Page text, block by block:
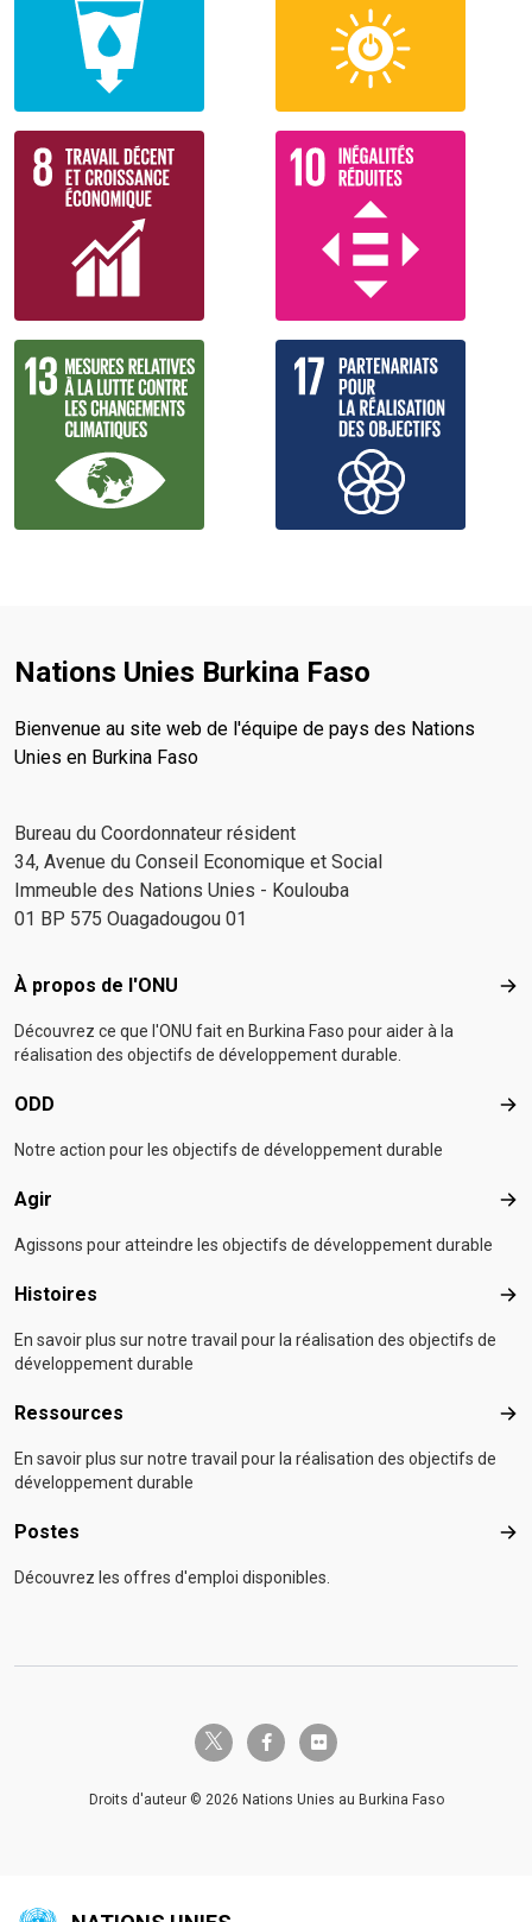
Nations Unies Burkina Faso
Bienvenue au site web de l'équipe de pays des Nations
Unies en Burkina Faso
Bureau du Coordonnateur résident
34, Avenue du Conseil Economique et Social
Immeuble des Nations Unies - Koulouba
01 BP 575 Ouagadougou 01
Footer menu
À propos de l'ONU À
Découvrez ce que l'ONU fait en Burkina Faso pour aider à la
réalisation des objectifs de développement durable.
ODD
Notre action pour les objectifs de développement durable
Agir Agir
Agissons pour atteindre les objectifs de développement durable
Histoires
En savoir plus sur notre travail pour la réalisation des objectifs de
développement durable
Ressources
En savoir plus sur notre travail pour la réalisation des objectifs de
développement durable
Postes
Découvrez les offres d'emploi disponibles.
twitter-x facebook-fflickr
Droits d'auteur © 2026 Nations Unies au Burkina Faso